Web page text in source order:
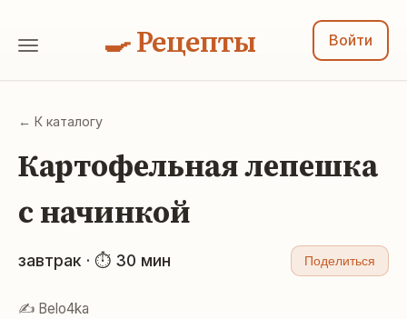
🍳 Рецепты Войти
← К каталогу
Картофельная лепешка
с начинкой
завтрак · ⏱ 30 мин Поделиться
✍️ Belo4ka